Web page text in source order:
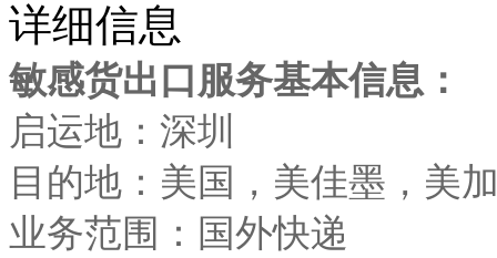
详细信息
敏感货出口服务基本信息：
启运地：深圳
目的地：美国，美佳墨，美
业务范围：国外快递